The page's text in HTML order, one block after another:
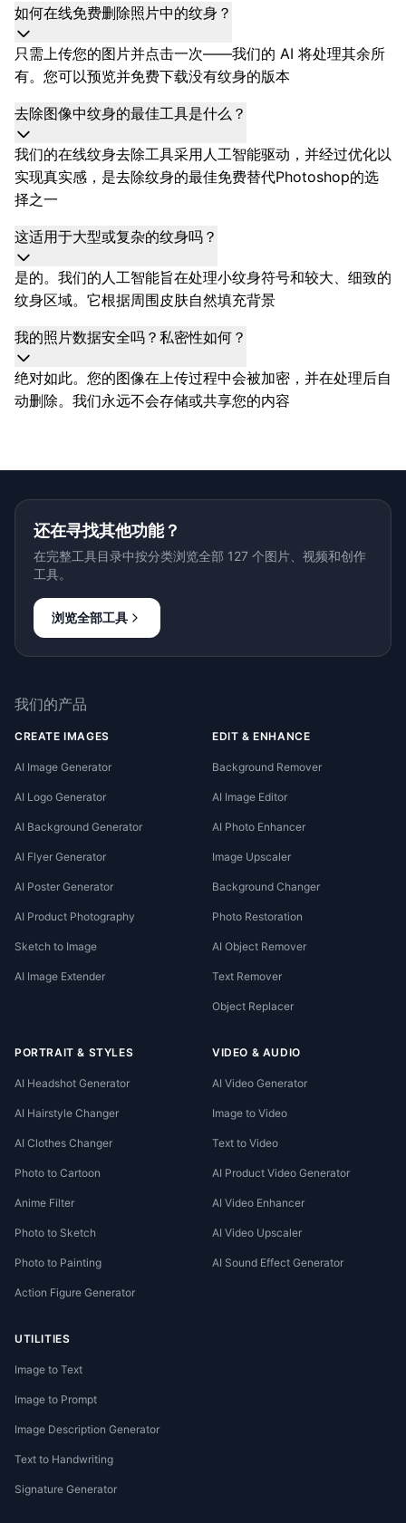
如何在线免费删除照片中的纹身？
只需上传您的图片并点击一次——我们的 AI 将处理其余所
有。您可以预览并免费下载没有纹身的版本
去除图像中纹身的最佳工具是什么？
我们的在线纹身去除工具采用人工智能驱动，并经过优化以
实现真实感，是去除纹身的最佳免费替代Photoshop的选
择之一
这适用于大型或复杂的纹身吗？
是的。我们的人工智能旨在处理小纹身符号和较大、细致的
纹身区域。它根据周围皮肤自然填充背景
我的照片数据安全吗？私密性如何？
绝对如此。您的图像在上传过程中会被加密，并在处理后自
动删除。我们永远不会存储或共享您的内容
还在寻找其他功能？
在完整工具目录中按分类浏览全部 127 个图片、视频和创作
工具。
浏览全部工具
我们的产品
CREATE IMAGES
AI Image Generator
AI Logo Generator
AI Background Generator
AI Flyer Generator
AI Poster Generator
AI Product Photography
Sketch to Image
AI Image Extender
EDIT & ENHANCE
Background Remover
AI Image Editor
AI Photo Enhancer
Image Upscaler
Background Changer
Photo Restoration
AI Object Remover
Text Remover
Object Replacer
PORTRAIT & STYLES
AI Headshot Generator
AI Hairstyle Changer
AI Clothes Changer
Photo to Cartoon
Anime Filter
Photo to Sketch
Photo to Painting
Action Figure Generator
VIDEO & AUDIO
AI Video Generator
Image to Video
Text to Video
AI Product Video Generator
AI Video Enhancer
AI Video Upscaler
AI Sound Effect Generator
UTILITIES
Image to Text
Image to Prompt
Image Description Generator
Text to Handwriting
Signature Generator